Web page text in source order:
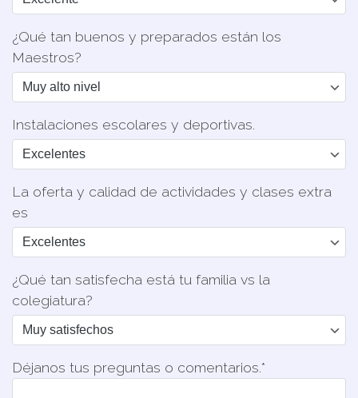
¿Qué tan buenos y preparados están los
Maestros?
Instalaciones escolares y deportivas.
La oferta y calidad de actividades y clases extra
es
¿Qué tan satisfecha está tu familia vs la
colegiatura?
Déjanos tus preguntas o comentarios.*